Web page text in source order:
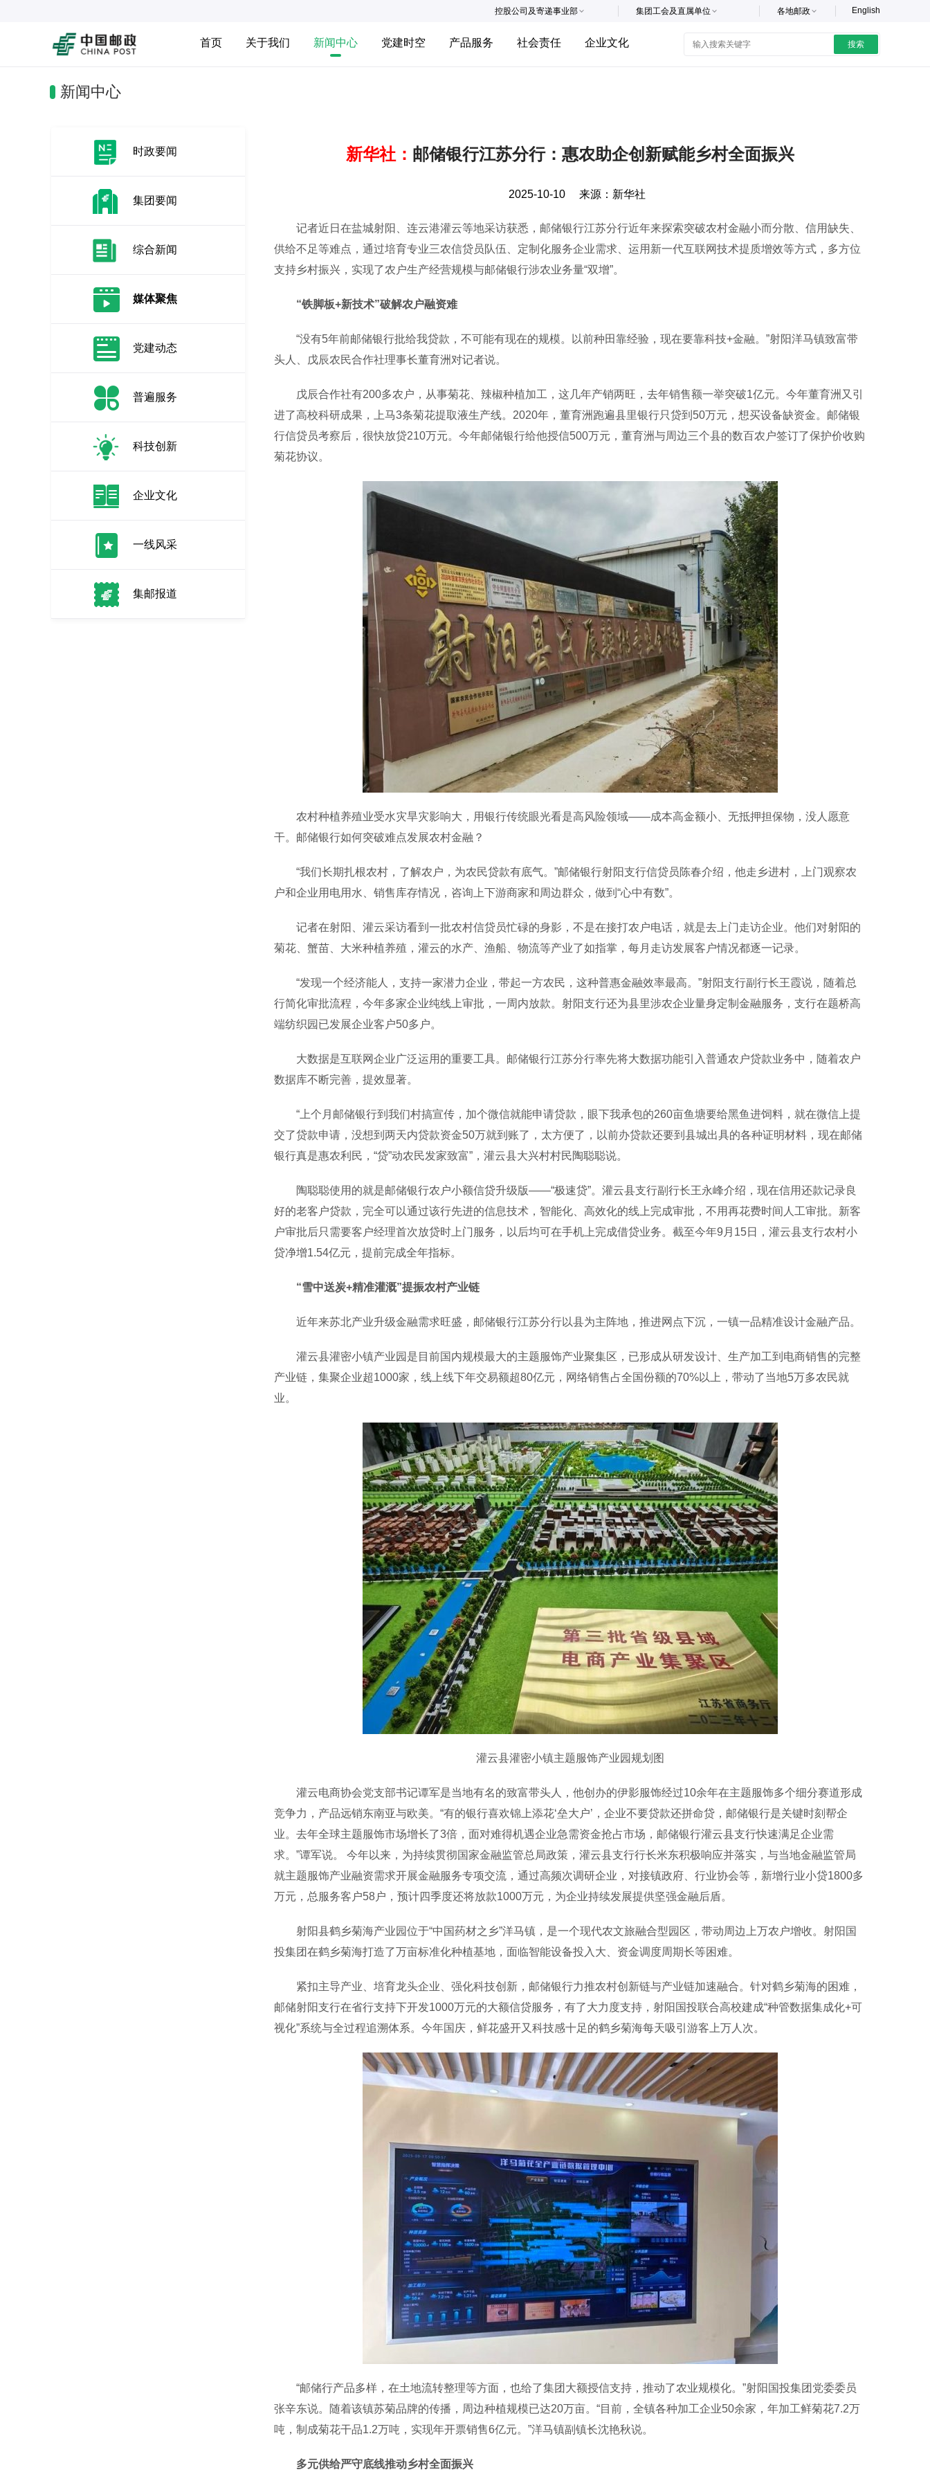
English
各地邮政
集团工会及直属单位
控股公司及寄递事业部
首页 关于我们 新闻中心 党建时空 产品服务 社会责任 企业文化 搜索
新闻中心
时政要闻
集团要闻
综合新闻
媒体聚焦
党建动态
普遍服务
科技创新
企业文化
一线风采
集邮报道
新华社： 邮储银行江苏分行：惠农助企创新赋能乡村全面振兴
2025-10-10 来源： 新华社
记者近日在盐城射阳、连云港灌云等地采访获悉，邮储银行江苏分行近年来探索突破农村金融小而分散、信用缺失、
供给不足等难点，通过培育专业三农信贷员队伍、定制化服务企业需求、运用新一代互联网技术提质增效等方式，多方位
支持乡村振兴，实现了农户生产经营规模与邮储银行涉农业务量“双增”。
“铁脚板+新技术”破解农户融资难
“没有5年前邮储银行批给我贷款，不可能有现在的规模。以前种田靠经验，现在要靠科技+金融。”射阳洋马镇致富带
头人、戊辰农民合作社理事长董育洲对记者说。
戊辰合作社有200多农户，从事菊花、辣椒种植加工，这几年产销两旺，去年销售额一举突破1亿元。今年董育洲又引
进了高校科研成果，上马3条菊花提取液生产线。2020年，董育洲跑遍县里银行只贷到50万元，想买设备缺资金。邮储银
行信贷员考察后，很快放贷210万元。今年邮储银行给他授信500万元，董育洲与周边三个县的数百农户签订了保护价收购
菊花协议。
农村种植养殖业受水灾旱灾影响大，用银行传统眼光看是高风险领域――成本高金额小、无抵押担保物，没人愿意
干。邮储银行如何突破难点发展农村金融？
“我们长期扎根农村，了解农户，为农民贷款有底气。”邮储银行射阳支行信贷员陈春介绍，他走乡进村，上门观察农
户和企业用电用水、销售库存情况，咨询上下游商家和周边群众，做到“心中有数”。
记者在射阳、灌云采访看到一批农村信贷员忙碌的身影，不是在接打农户电话，就是去上门走访企业。他们对射阳的
菊花、蟹苗、大米种植养殖，灌云的水产、渔船、物流等产业了如指掌，每月走访发展客户情况都逐一记录。
“发现一个经济能人，支持一家潜力企业，带起一方农民，这种普惠金融效率最高。”射阳支行副行长王霞说，随着总
行简化审批流程，今年多家企业纯线上审批，一周内放款。射阳支行还为县里涉农企业量身定制金融服务，支行在题桥高
端纺织园已发展企业客户50多户。
大数据是互联网企业广泛运用的重要工具。邮储银行江苏分行率先将大数据功能引入普通农户贷款业务中，随着农户
数据库不断完善，提效显著。
“上个月邮储银行到我们村搞宣传，加个微信就能申请贷款，眼下我承包的260亩鱼塘要给黑鱼进饲料，就在微信上提
交了贷款申请，没想到两天内贷款资金50万就到账了，太方便了，以前办贷款还要到县城出具的各种证明材料，现在邮储
银行真是惠农利民，“贷”动农民发家致富”，灌云县大兴村村民陶聪聪说。
陶聪聪使用的就是邮储银行农户小额信贷升级版——“极速贷”。灌云县支行副行长王永峰介绍，现在信用还款记录良
好的老客户贷款，完全可以通过该行先进的信息技术，智能化、高效化的线上完成审批，不用再花费时间人工审批。新客
户审批后只需要客户经理首次放贷时上门服务，以后均可在手机上完成借贷业务。截至今年9月15日，灌云县支行农村小
贷净增1.54亿元，提前完成全年指标。
“雪中送炭+精准灌溉”提振农村产业链
近年来苏北产业升级金融需求旺盛，邮储银行江苏分行以县为主阵地，推进网点下沉，一镇一品精准设计金融产品。
灌云县灌密小镇产业园是目前国内规模最大的主题服饰产业聚集区，已形成从研发设计、生产加工到电商销售的完整
产业链，集聚企业超1000家，线上线下年交易额超80亿元，网络销售占全国份额的70%以上，带动了当地5万多农民就
业。
灌云县灌密小镇主题服饰产业园规划图
灌云电商协会党支部书记谭军是当地有名的致富带头人，他创办的伊影服饰经过10余年在主题服饰多个细分赛道形成
竞争力，产品远销东南亚与欧美。“有的银行喜欢锦上添花‘垒大户’，企业不要贷款还拼命贷，邮储银行是关键时刻帮企
业。去年全球主题服饰市场增长了3倍，面对难得机遇企业急需资金抢占市场，邮储银行灌云县支行快速满足企业需
求。”谭军说。 今年以来，为持续贯彻国家金融监管总局政策，灌云县支行行长米东积极响应并落实，与当地金融监管局
就主题服饰产业融资需求开展金融服务专项交流，通过高频次调研企业，对接镇政府、行业协会等，新增行业小贷1800多
万元，总服务客户58户，预计四季度还将放款1000万元，为企业持续发展提供坚强金融后盾。
射阳县鹤乡菊海产业园位于“中国药材之乡”洋马镇，是一个现代农文旅融合型园区，带动周边上万农户增收。射阳国
投集团在鹤乡菊海打造了万亩标准化种植基地，面临智能设备投入大、资金调度周期长等困难。
紧扣主导产业、培育龙头企业、强化科技创新，邮储银行力推农村创新链与产业链加速融合。针对鹤乡菊海的困难，
邮储射阳支行在省行支持下开发1000万元的大额信贷服务，有了大力度支持，射阳国投联合高校建成“种管数据集成化+可
视化”系统与全过程追溯体系。今年国庆，鲜花盛开又科技感十足的鹤乡菊海每天吸引游客上万人次。
“邮储行产品多样，在土地流转整理等方面，也给了集团大额授信支持，推动了农业规模化。”射阳国投集团党委委员
张辛东说。随着该镇苏菊品牌的传播，周边种植规模已达20万亩。“目前，全镇各种加工企业50余家，年加工鲜菊花7.2万
吨，制成菊花干品1.2万吨，实现年开票销售6亿元。”洋马镇副镇长沈艳秋说。
多元供给严守底线推动乡村全面振兴